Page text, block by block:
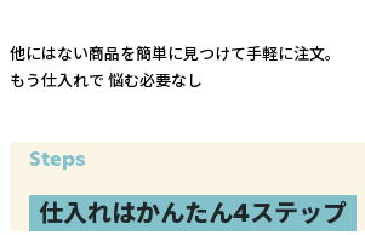
他にはない商品を簡単に見つけて手軽に注文。
もう仕入れで 悩む必要なし
Steps
仕入れはかんたん4ステップ